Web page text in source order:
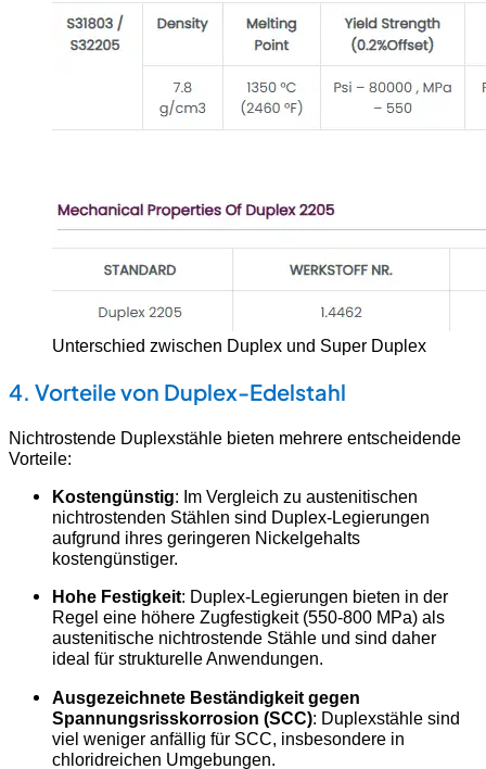
Unterschied zwischen Duplex und Super Duplex
4. Vorteile von Duplex-Edelstahl
Nichtrostende Duplexstähle bieten mehrere entscheidende
Vorteile:
Kostengünstig: Im Vergleich zu austenitischen
nichtrostenden Stählen sind Duplex-Legierungen
aufgrund ihres geringeren Nickelgehalts
kostengünstiger.
Hohe Festigkeit: Duplex-Legierungen bieten in der
Regel eine höhere Zugfestigkeit (550-800 MPa) als
austenitische nichtrostende Stähle und sind daher
ideal für strukturelle Anwendungen.
Ausgezeichnete Beständigkeit gegen
Spannungsrisskorrosion (SCC): Duplexstähle sind
viel weniger anfällig für SCC, insbesondere in
chloridreichen Umgebungen.